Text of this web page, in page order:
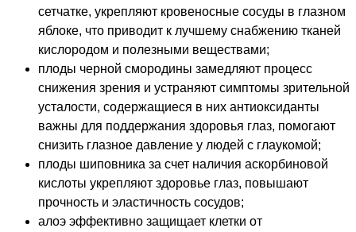
сетчатке, укрепляют кровеносные сосуды в глазном
яблоке, что приводит к лучшему снабжению тканей
кислородом и полезными веществами;
плоды черной смородины замедляют процесс
снижения зрения и устраняют симптомы зрительной
усталости, содержащиеся в них антиоксиданты
важны для поддержания здоровья глаз, помогают
снизить глазное давление у людей с глаукомой;
плоды шиповника за счет наличия аскорбиновой
кислоты укрепляют здоровье глаз, повышают
прочность и эластичность сосудов;
алоэ эффективно защищает клетки от